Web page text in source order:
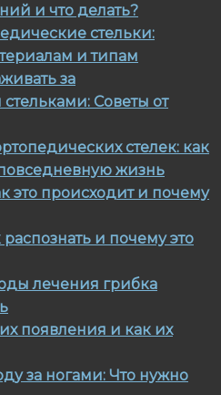
и что делать?
стельки:
и типам
за
Советы от
стелек: как
жизнь
это происходит и почему
распознать и почему это
лечения грибка
появления и как их
за ногами: Что нужно